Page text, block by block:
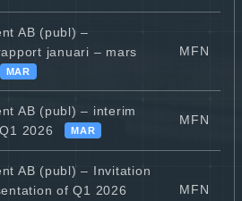
AB (publ) –
januari – mars
MAR
MFN
AB (publ) – interim
2026
MAR
MFN
AB (publ) – Invitation
of Q1 2026
MFN